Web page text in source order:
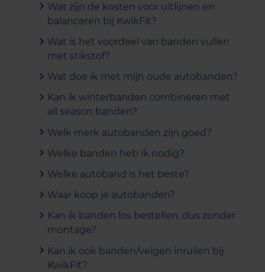
Wat zijn de kosten voor uitlijnen en
balanceren bij KwikFit?
Wat is het voordeel van banden vullen
met stikstof?
Wat doe ik met mijn oude autobanden?
Kan ik winterbanden combineren met
all season banden?
Welk merk autobanden zijn goed?
Welke banden heb ik nodig?
Welke autoband is het beste?
Waar koop je autobanden?
Kan ik banden los bestellen, dus zonder
montage?
Kan ik ook banden/velgen inruilen bij
KwikFit?